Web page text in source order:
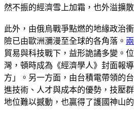
然不振的經濟雪上加霜，也外溢擴
此外，由俄烏戰爭點燃的地緣政治
險已由歐洲瀰漫至全球的各角落。
貿易與科技戰下，益形詭譎多變。
灣，頓時成為《經濟學人》封面報
方」。另一方面，由台積電帶領的
進技術、人才與成本的優勢，技壓
地位難以撼動，也贏得了護國神山